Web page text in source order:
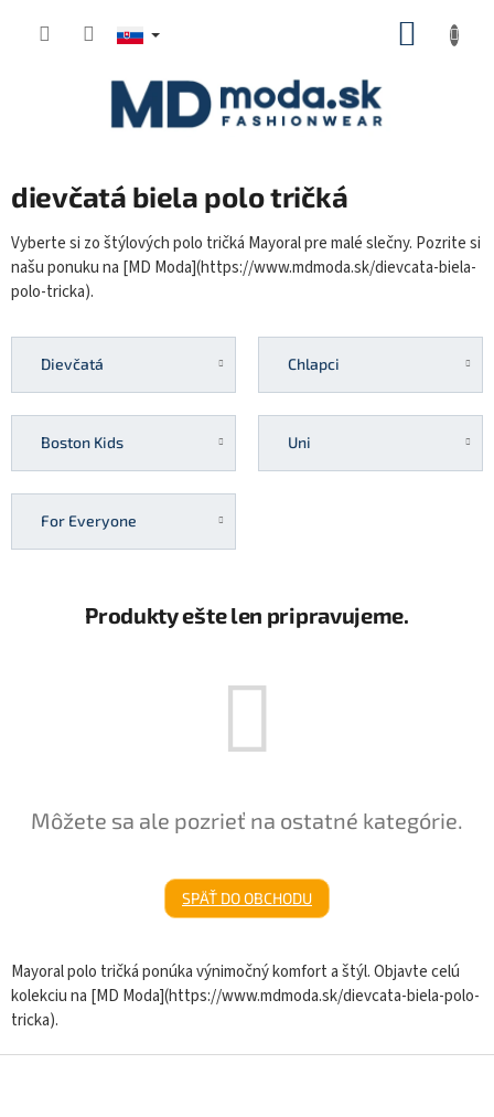
dievčatá biela polo tričká
Vyberte si zo štýlových polo tričká Mayoral pre malé slečny. Pozrite si
našu ponuku na [MD Moda](https://www.mdmoda.sk/dievcata-biela-
polo-tricka).
Dievčatá Chlapci
Boston Kids Uni
For Everyone
Produkty ešte len pripravujeme.
Môžete sa ale pozrieť na ostatné kategórie.
SPÄŤ DO OBCHODU
Mayoral polo tričká ponúka výnimočný komfort a štýl. Objavte celú
kolekciu na [MD Moda](https://www.mdmoda.sk/dievcata-biela-polo-
tricka).